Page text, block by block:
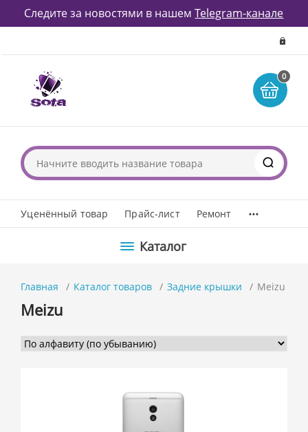
Следите за новостями в нашемTelegram-канале
0
Уценённый товар Прайс-лист Ремонт ...
Каталог
Главная Каталог товаров Задние крышки Meizu
Meizu